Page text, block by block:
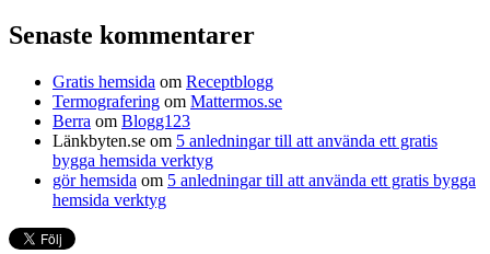
Senaste kommentarer
Gratis hemsida om Receptblogg
Termografering om Mattermos.se
Berra om Blogg123
Länkbyten.se om 5 anledningar till att använda ett gratis
bygga hemsida verktyg
gör hemsida om 5 anledningar till att använda ett gratis bygga
hemsida verktyg